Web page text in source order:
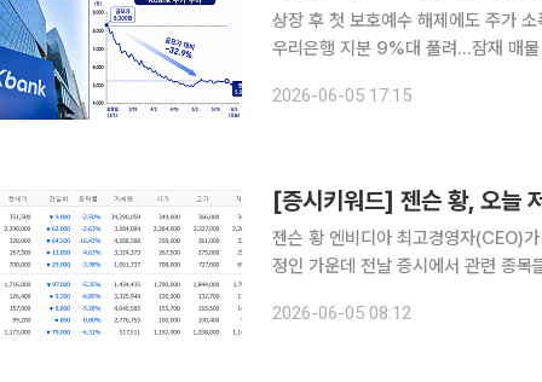
상장 후 첫 보호예수 해제에도 주가
우리은행 지분 9%대 풀려…잠재 매물 부담 지속 케이뱅크가 상장 후 첫 보
모 매도 유인이 크지 않았던 것으로
2026-06-05 17:15
젠슨 황 엔비디아 최고경영자(CEO)
정인 가운데 전날 증시에서 관련 종
스, LG전자, NAVER, 현대차 등이 이
2026-06-05 08:12